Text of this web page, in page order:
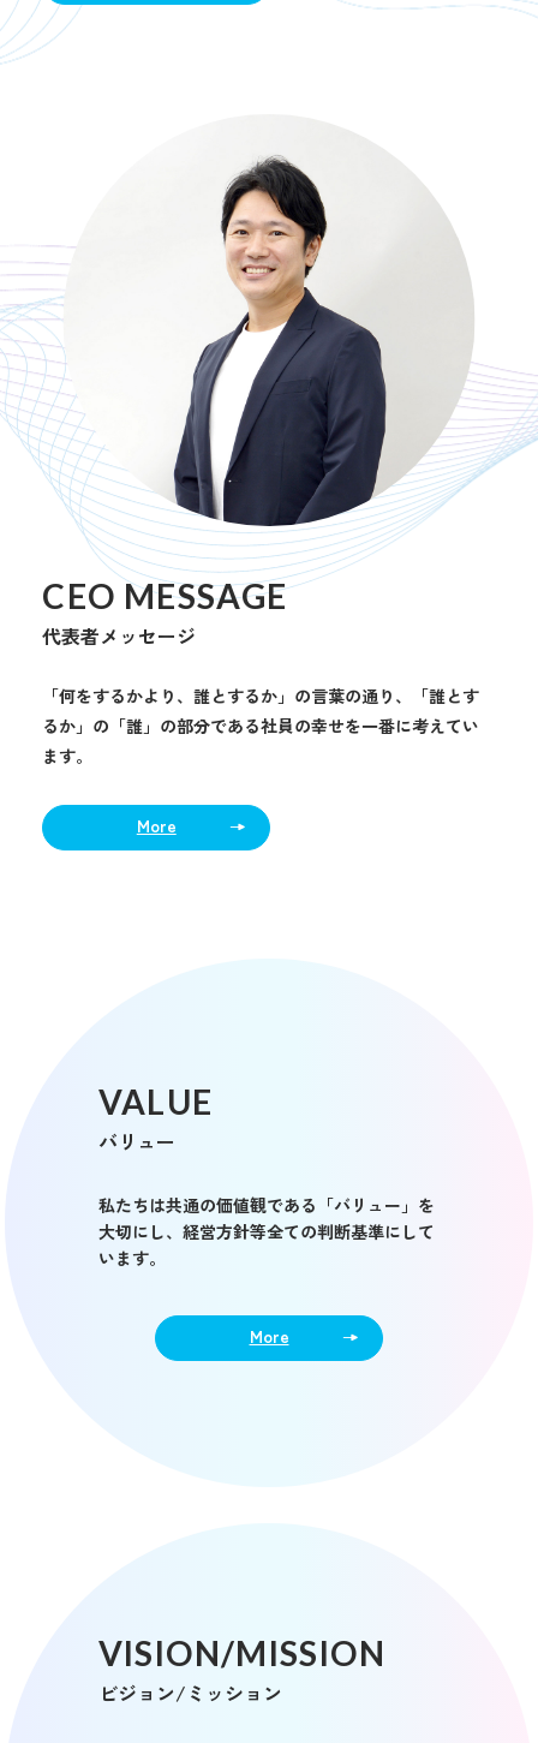
CEO MESSAGE
代表者メッセージ
「何をするかより、誰とするか」の言葉の通り、「誰とす
るか」の「誰」の部分である社員の幸せを一番に考えてい
ます。
More
VALUE
バリュー
私たちは共通の価値観である「バリュー」を
大切にし、経営方針等全ての判断基準にして
います。
More
VISION/MISSION
ビジョン/ミッション